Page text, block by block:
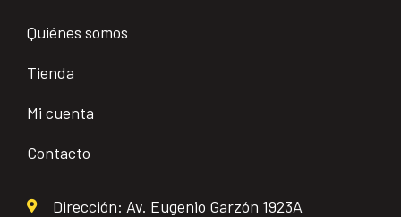
Quiénes somos
Tienda
Mi cuenta
Contacto
Dirección: Av. Eugenio Garzón 1923A